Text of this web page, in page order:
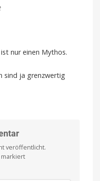
nur einen Mythos.
sind ja grenzwertig
veröffentlicht.
markiert